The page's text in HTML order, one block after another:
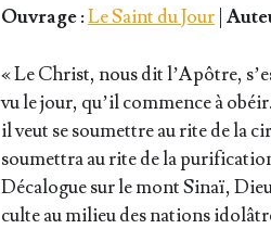
Ouvrage :Le Saint du Jour |
« Le Christ, nous dit l’A­pôtre,
vu le jour, qu’il com­mence à
il veut se sou­mettre au rite de la
sou­met­tra au rite de la
Déca­logue sur le mont Sinaï,
culte au milieu des nations